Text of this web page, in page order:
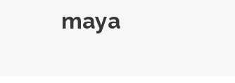
maya